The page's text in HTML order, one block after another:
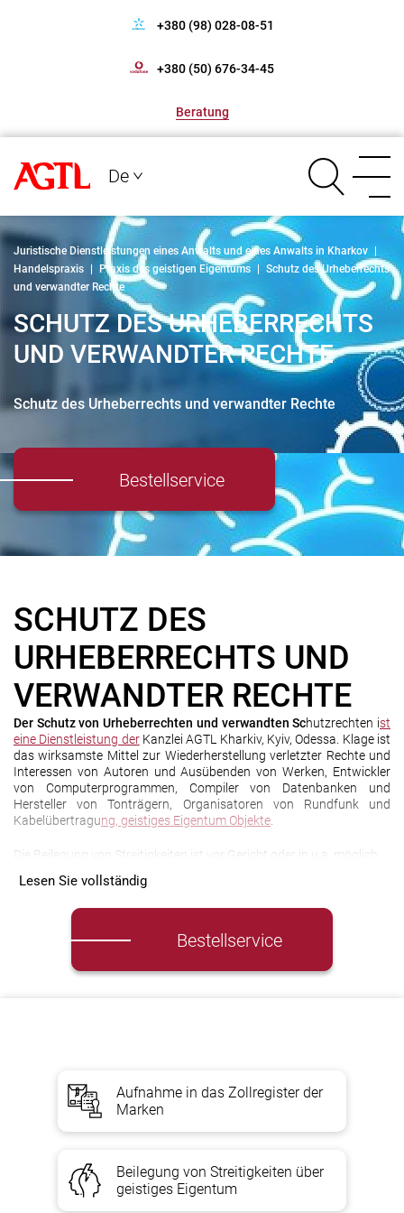
+380 (98) 028-08-51
+380 (50) 676-34-45
Beratung
De
Juristische Dienstleistungen eines Anwalts und eines Anwalts in Kharkov
Handelspraxis
Praxis des geistigen Eigentums
Schutz des Urheberrechts
und verwandter Rechte
SCHUTZ DES URHEBERRECHTS
UND VERWANDTER RECHTE
Schutz des Urheberrechts und verwandter Rechte
Bestellservice
SCHUTZ DES
URHEBERRECHTS UND
VERWANDTER RECHTE
Der Schutz von Urheberrechten und verwandten Schutzrechten ist
eine Dienstleistung derKanzlei AGTL Kharkiv, Kyiv, Odessa. Klage ist
das wirksamste Mittel zur Wiederherstellung verletzter Rechte und
Interessen von Autoren und Ausübenden von Werken, Entwickler
von Computerprogrammen, Compiler von Datenbanken und
Hersteller von Tonträgern, Organisatoren von Rundfunk und
Kabelübertragung, geistiges Eigentum Objekte
Die Beilegung von Streitigkeiten ist vor Gericht oder in u.a. möglich.
Unsere Vorteile
Wirksamer Schutz der Interessen der Mandanten vor Gericht
und anderen öffentlichen Einrichtungen;
flexibler Ansatz bei der Bezahlung von Dienstleistungen: Sie
können Dienstleistungen pauschal, stufenweise bezahlen und
Lesen Sie vollständig
Bestellservice
Aufnahme in das Zollregister der
Marken
Beilegung von Streitigkeiten über
geistiges Eigentum